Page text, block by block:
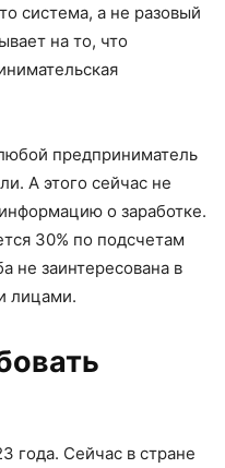
система, а не разовый
на то, что
предприниматель
А этого сейчас не
о заработке.
30% по подсчетам
не заинтересована в
лицами.
года. Сейчас в стране